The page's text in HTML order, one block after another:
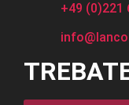
+49 (0)221